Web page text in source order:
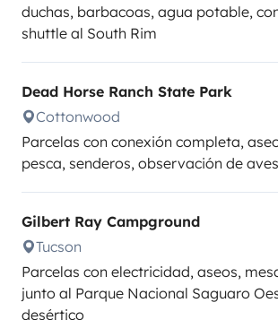
duchas, barbacoas, agua potable,
shuttle al South Rim
Dead Horse Ranch State Park
Cottonwood
Parcelas con conexión completa,
pesca, senderos, observación de aves
Gilbert Ray Campground
Tucson
Parcelas con electricidad, aseos,
junto al Parque Nacional Saguaro
desértico